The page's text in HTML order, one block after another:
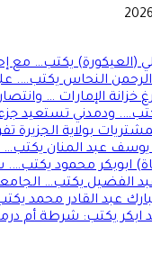
يكتب… مع
النحاس يكتب….
خزانة الإمارات …
ودمدني تستعيد
بولاية
عبد المنان يكتب…
ابوبكر محمود
الفضيل يكتب…
عبد القادر محمد
ابكر يكتب: شرطة أم